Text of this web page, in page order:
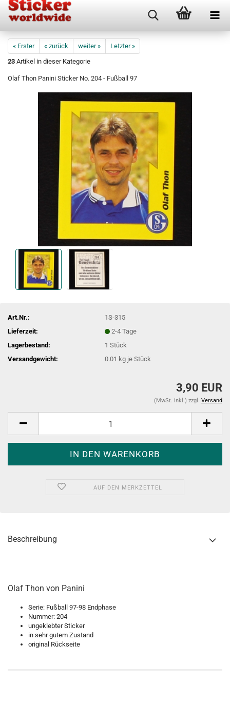
« Erster « zurück weiter »
Letzter »
23 Artikel in dieser Kategorie
Olaf Thon Panini Sticker No. 204 - Fußball 97
Art.Nr.:
1S-315
Lieferzeit:
2-4 Tage
Lagerbestand:
1Stück
Versandgewicht:
0.01 kg je Stück
3,90 EUR
(MwSt. inkl.) zzgl. Versand
AUF DEN MERKZETTEL
Beschreibung
Olaf Thon von Panini
Serie: Fußball 97-98 Endphase
Nummer: 204
ungeklebter Sticker
in sehr gutem Zustand
original Rückseite